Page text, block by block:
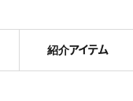
紹介アイテム